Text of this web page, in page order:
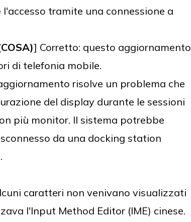
tramite una connessione a
] Corretto: questo aggiornamento
di telefonia mobile.
risolve un problema che
del display durante le sessioni
più monitor. Il sistema potrebbe
da una docking station
caratteri non venivano visualizzati
l'Input Method Editor (IME) cinese.